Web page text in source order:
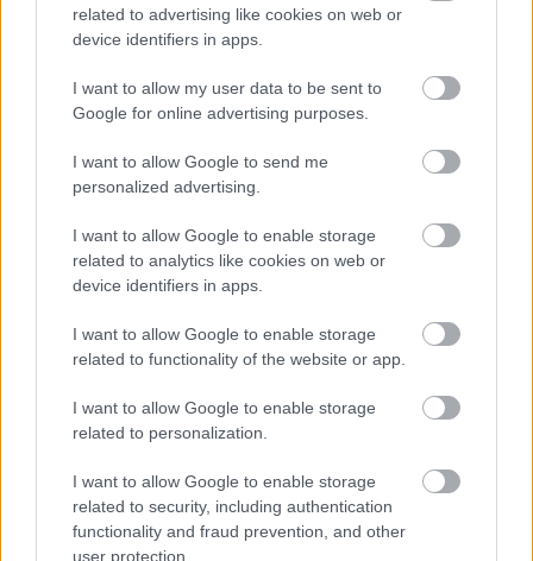
related to advertising like cookies on web or
device identifiers in apps.
I want to allow my user data to be sent to
Google for online advertising purposes.
I want to allow Google to send me
personalized advertising.
I want to allow Google to enable storage
related to analytics like cookies on web or
device identifiers in apps.
I want to allow Google to enable storage
related to functionality of the website or app.
I want to allow Google to enable storage
related to personalization.
I want to allow Google to enable storage
related to security, including authentication
functionality and fraud prevention, and other
user protection.
Hozzászólások
szerű előfizetési modellt
tervez?
2024 január 23. 07:57
Epic megirigyelte a Game Pass modellt, és ebbe
az irányba terelné majd a PC-s játékosokat.
21.86%